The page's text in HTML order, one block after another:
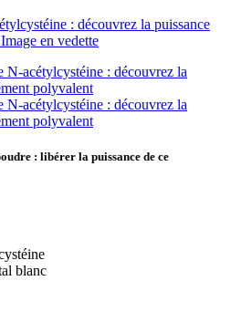
: libérer la puissance de ce
blanc